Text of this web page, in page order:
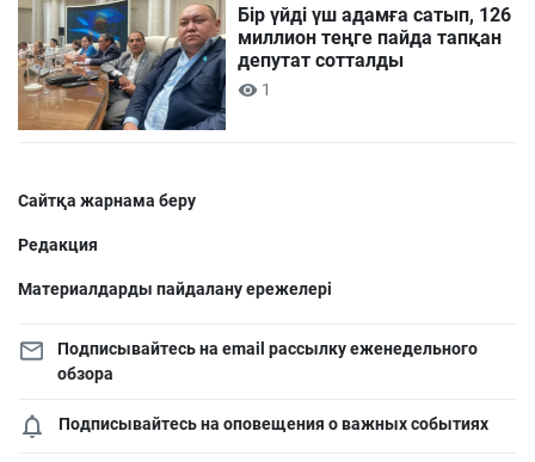
Бір үйді үш адамға сатып, 126
миллион теңге пайда тапқан
депутат сотталды
1
Сайтқа жарнама беру
Редакция
Материалдарды пайдалану ережелері
Подписывайтесь на email рассылку еженедельного
обзора
Подписывайтесь на оповещения о важных событиях